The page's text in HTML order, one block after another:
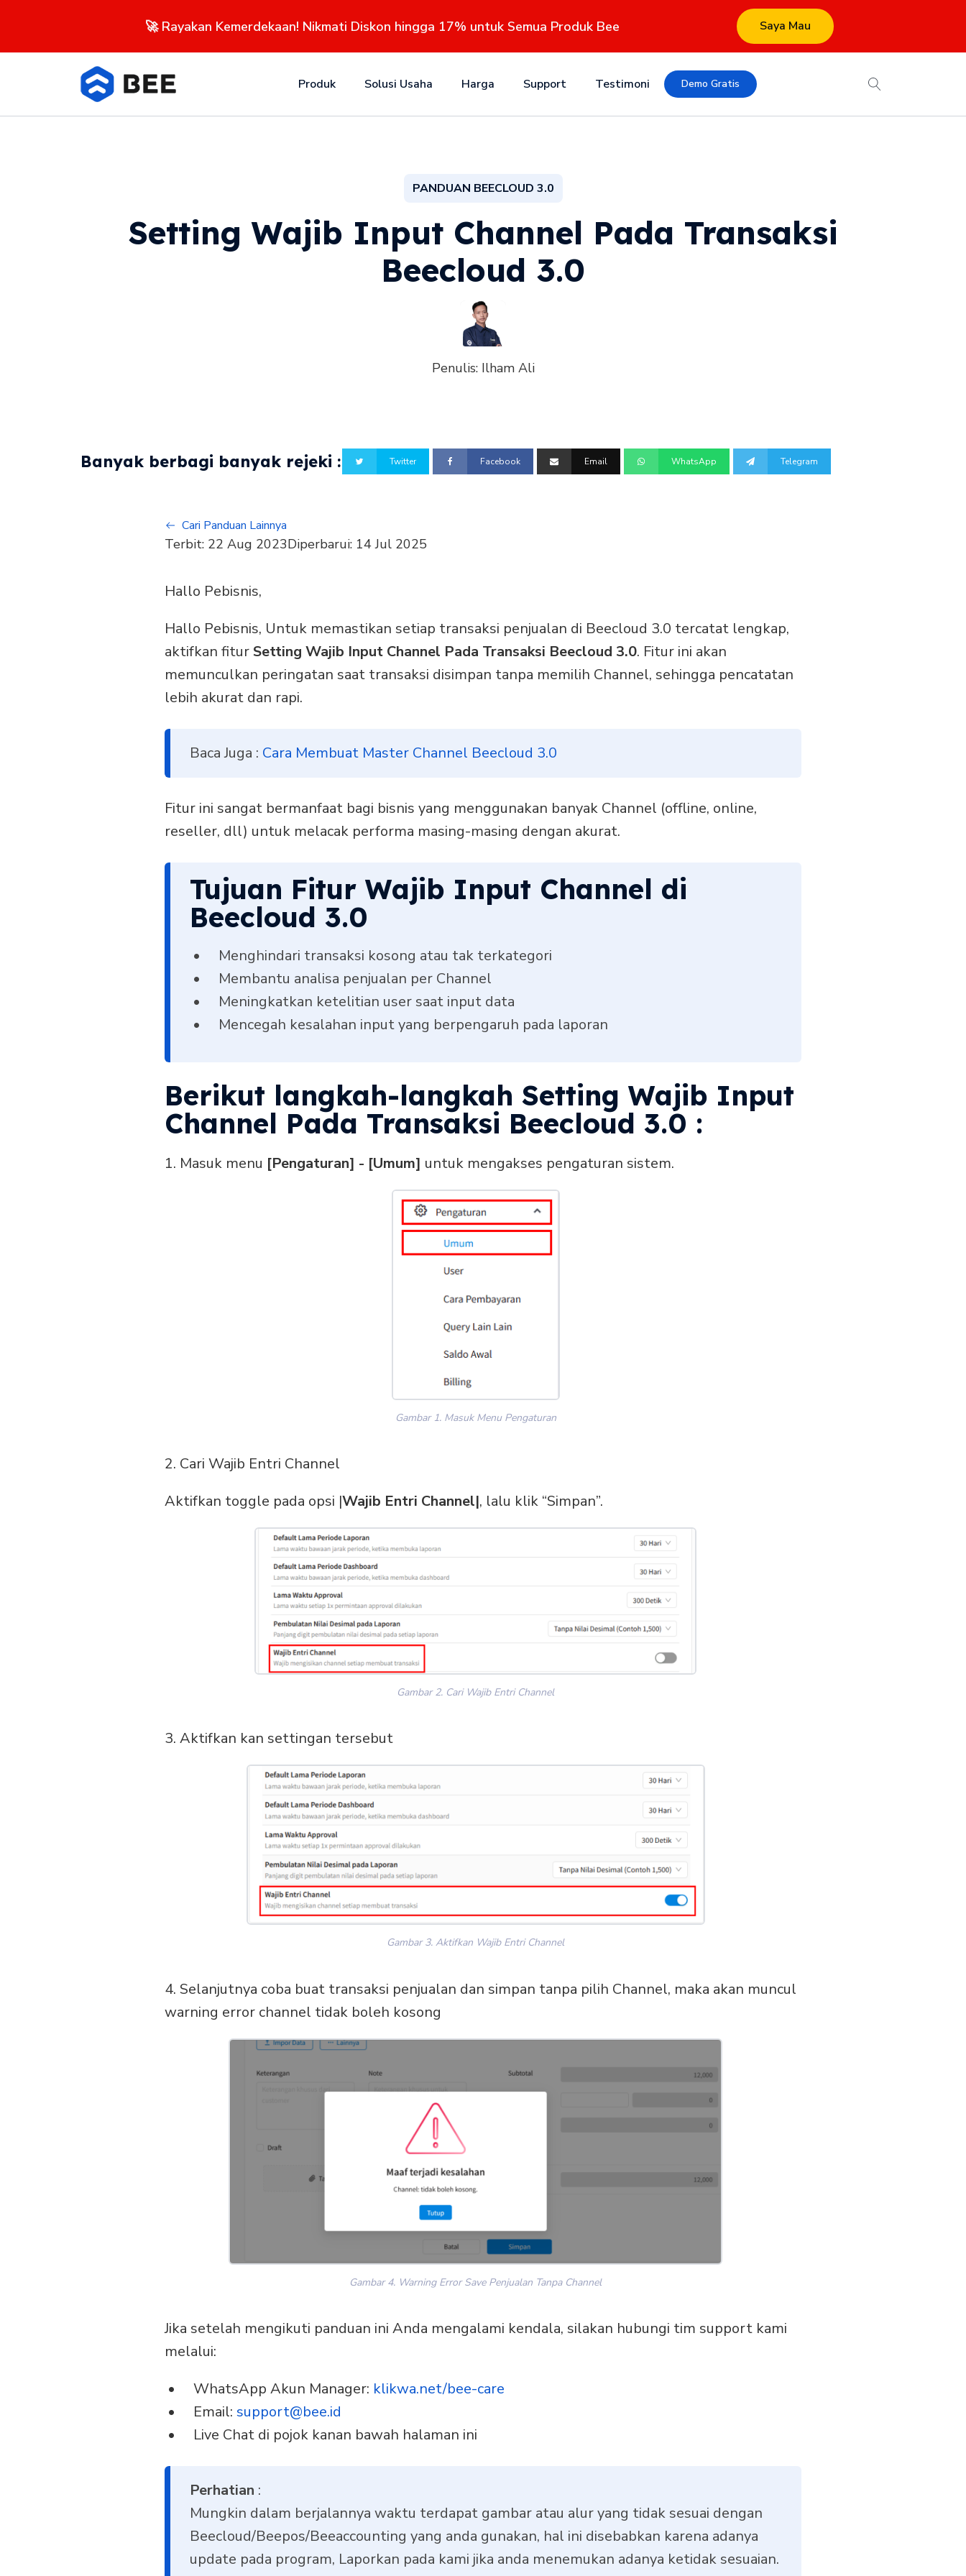
🚀 Rayakan Kemerdekaan! Nikmati Diskon hingga 17% untuk Semua Produk Bee Saya Mau
Produk Solusi Usaha Harga Support Testimoni Demo Gratis
PANDUAN BEECLOUD 3.0
Setting Wajib Input Channel Pada Transaksi
Beecloud 3.0
Penulis: Ilham Ali
Banyak berbagi banyak rejeki : Twitter Facebook Email WhatsApp Telegram
Cari Panduan Lainnya
Terbit: 22 Aug 2023Diperbarui: 14 Jul 2025
Hallo Pebisnis,
Hallo Pebisnis, Untuk memastikan setiap transaksi penjualan di Beecloud 3.0 tercatat lengkap,
aktifkan fiturSetting Wajib Input Channel Pada Transaksi Beecloud 3.0. Fitur ini akan
memunculkan peringatan saat transaksi disimpan tanpa memilih Channel, sehingga pencatatan
lebih akurat dan rapi.
Baca Juga : Cara Membuat Master Channel Beecloud 3.0
Fitur ini sangat bermanfaat bagi bisnis yang menggunakan banyak Channel (offline, online,
reseller, dll) untuk melacak performa masing-masing dengan akurat.
Tujuan Fitur Wajib Input Channel di
Beecloud 3.0
Menghindari transaksi kosong atau tak terkategori
Membantu analisa penjualan per Channel
Meningkatkan ketelitian user saat input data
Mencegah kesalahan input yang berpengaruh pada laporan
Berikut langkah-langkah Setting Wajib Input
Channel Pada Transaksi Beecloud 3.0 :
1. Masuk menu [Pengaturan] - [Umum] untuk mengakses pengaturan sistem.
Gambar 1. Masuk Menu Pengaturan
2. Cari Wajib Entri Channel
Aktifkan toggle pada opsi |Wajib Entri Channel|, lalu klik “Simpan”.
Gambar 2. Cari Wajib Entri Channel
3. Aktifkan kan settingan tersebut
Gambar 3. Aktifkan Wajib Entri Channel
4. Selanjutnya coba buat transaksi penjualan dan simpan tanpa pilih Channel, maka akan muncul
warning error channel tidak boleh kosong
Gambar 4. Warning Error Save Penjualan Tanpa Channel
Jika setelah mengikuti panduan ini Anda mengalami kendala, silakan hubungi tim support kami
melalui:
WhatsApp Akun Manager: klikwa.net/bee-care
Email:support@bee.id
Live Chat di pojok kanan bawah halaman ini
Perhatian :
Mungkin dalam berjalannya waktu terdapat gambar atau alur yang tidak sesuai dengan
Beecloud/Beepos/Beeaccounting yang anda gunakan, hal ini disebabkan karena adanya
update pada program, Laporkan pada kami jika anda menemukan adanya ketidak sesuaian.